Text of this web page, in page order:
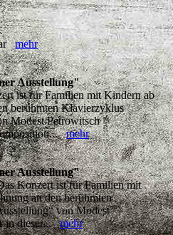
mehr
Ausstellung"
ist für Familien mit Kindern ab
berühmten Klavierzyklus
Modest Petrowitsch
mehr
Ausstellung"
Konzert ist für Familien mit
an den berühmten
von Modest
in dieser...mehr